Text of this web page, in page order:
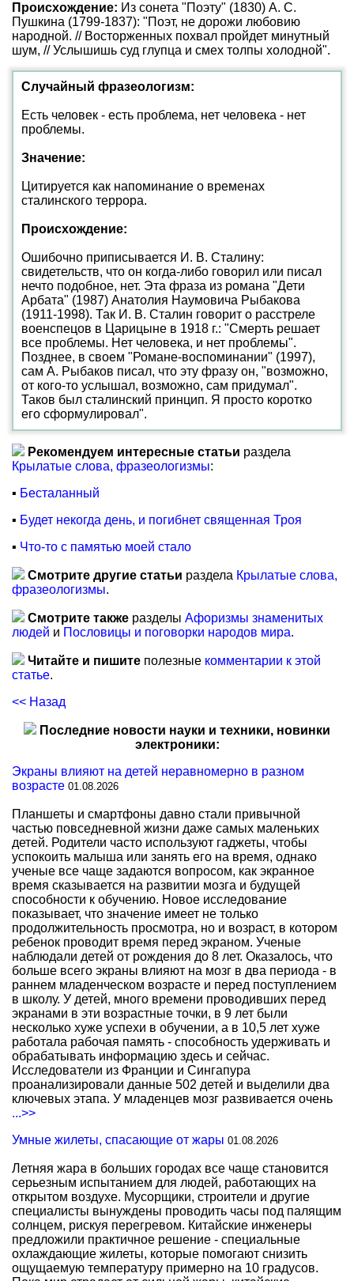
Происхождение: Из сонета "Поэту" (1830) А. С.
Пушкина (1799-1837): "Поэт, не дорожи любовию
народной. // Восторженных похвал пройдет минутный
шум, // Услышишь суд глупца и смех толпы холодной".
Случайный фразеологизм:
Есть человек - есть проблема, нет человека - нет
проблемы.
Значение:
Цитируется как напоминание о временах
сталинского террора.
Происхождение:
Ошибочно приписывается И. В. Сталину:
свидетельств, что он когда-либо говорил или писал
нечто подобное, нет. Эта фраза из романа "Дети
Арбата" (1987) Анатолия Наумовича Рыбакова
(1911-1998). Так И. В. Сталин говорит о расстреле
военспецов в Царицыне в 1918 г.: "Смерть решает
все проблемы. Нет человека, и нет проблемы".
Позднее, в своем "Романе-воспоминании" (1997),
сам А. Рыбаков писал, что эту фразу он, "возможно,
от кого-то услышал, возможно, сам придумал".
Таков был сталинский принцип. Я просто коротко
его сформулировал".
Рекомендуем интересные статьи раздела
Крылатые слова, фразеологизмы:
▪ Бесталанный
▪ Будет некогда день, и погибнет священная Троя
▪ Что-то с памятью моей стало
Смотрите другие статьи раздела Крылатые слова,
фразеологизмы.
Смотрите также разделы Афоризмы знаменитых
людей и Пословицы и поговорки народов мира.
Читайте и пишите полезные комментарии к этой
статье.
<< Назад
Последние новости науки и техники, новинки
электроники:
Экраны влияют на детей неравномерно в разном
возрасте 01.08.2026
Планшеты и смартфоны давно стали привычной
частью повседневной жизни даже самых маленьких
детей. Родители часто используют гаджеты, чтобы
успокоить малыша или занять его на время, однако
ученые все чаще задаются вопросом, как экранное
время сказывается на развитии мозга и будущей
способности к обучению. Новое исследование
показывает, что значение имеет не только
продолжительность просмотра, но и возраст, в котором
ребенок проводит время перед экраном. Ученые
наблюдали детей от рождения до 8 лет. Оказалось, что
больше всего экраны влияют на мозг в два периода - в
раннем младенческом возрасте и перед поступлением
в школу. У детей, много времени проводивших перед
экранами в эти возрастные точки, в 9 лет были
несколько хуже успехи в обучении, а в 10,5 лет хуже
работала рабочая память - способность удерживать и
обрабатывать информацию здесь и сейчас.
Исследователи из Франции и Сингапура
проанализировали данные 502 детей и выделили два
ключевых этапа. У младенцев мозг развивается очень
...>>
Умные жилеты, спасающие от жары 01.08.2026
Летняя жара в больших городах все чаще становится
серьезным испытанием для людей, работающих на
открытом воздухе. Мусорщики, строители и другие
специалисты вынуждены проводить часы под палящим
солнцем, рискуя перегревом. Китайские инженеры
предложили практичное решение - специальные
охлаждающие жилеты, которые помогают снизить
ощущаемую температуру примерно на 10 градусов.